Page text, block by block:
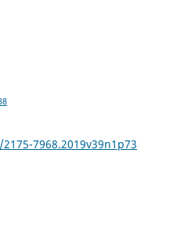
7968.2019v39n1p73